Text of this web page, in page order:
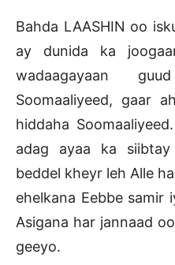
Bahda LAASHIN oo
ay dunida ka
wadaagayaan
Soomaaliyeed, gaar
hiddaha
adag ayaa ka
beddel kheyr leh Alle
ehelkana Eebbe samir
Asigana har jannaad
geeyo.